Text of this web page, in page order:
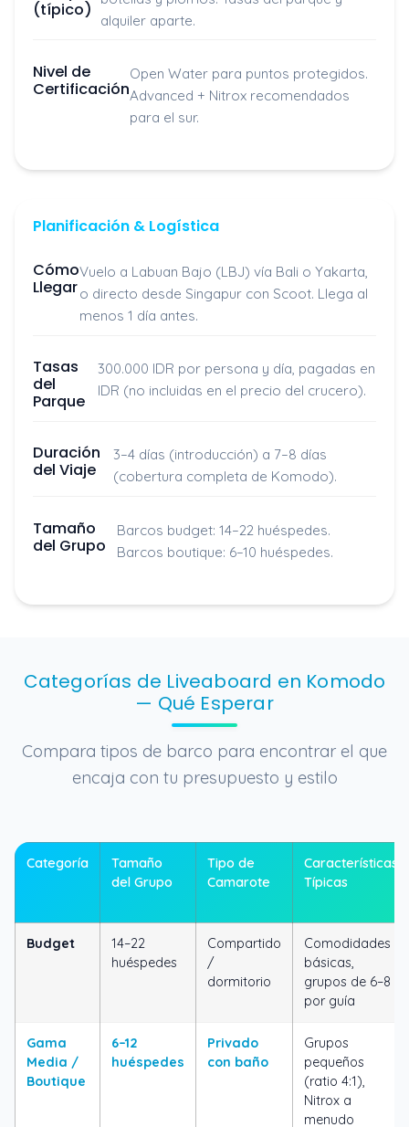
(típico)
alquiler aparte.
Nivel de
Certificación
Open Water para puntos protegidos.
Advanced + Nitrox recomendados
para el sur.
Planificación & Logística
Cómo
Llegar
Vuelo a Labuan Bajo (LBJ) vía Bali o Yakarta,
o directo desde Singapur con Scoot. Llega al
menos 1 día antes.
Tasas
del
Parque
300.000 IDR por persona y día, pagadas en
IDR (no incluidas en el precio del crucero).
Duración
del Viaje
3–4 días (introducción) a 7–8 días
(cobertura completa de Komodo).
Tamaño
del Grupo
Barcos budget: 14–22 huéspedes.
Barcos boutique: 6–10 huéspedes.
Categorías de Liveaboard en Komodo
— Qué Esperar
Compara tipos de barco para encontrar el que
encaja con tu presupuesto y estilo
Categoría
Tamaño
del Grupo
Tipo de
Camarote
Características
Típicas
Budget
14–22
huéspedes
Compartido
/
dormitorio
Comodidades
básicas,
grupos de 6–8
por guía
Gama
Media /
Boutique
6–12
huéspedes
Privado
con baño
Grupos
pequeños
(ratio 4:1),
Nitrox a
menudo